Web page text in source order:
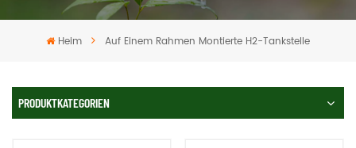
Heim Auf Einem Rahmen Montierte H2-Tankstelle
PRODUKTKATEGORIEN